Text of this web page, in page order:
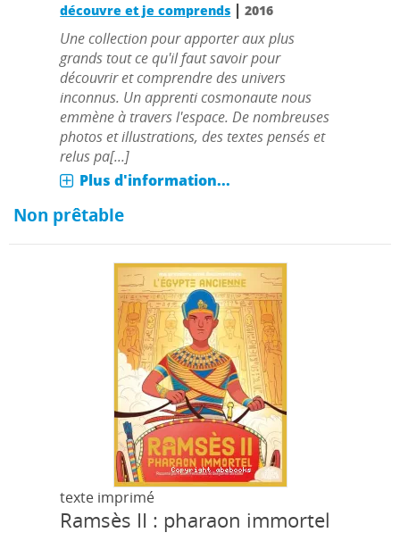
découvre et je comprends |2016
Une collection pour apporter aux plus
grands tout ce qu'il faut savoir pour
découvrir et comprendre des univers
inconnus. Un apprenti cosmonaute nous
emmène à travers l'espace. De nombreuses
photos et illustrations, des textes pensés et
relus pa[...]
Plus d'information...
Non prêtable
texte imprimé
Ramsès II : pharaon immortel